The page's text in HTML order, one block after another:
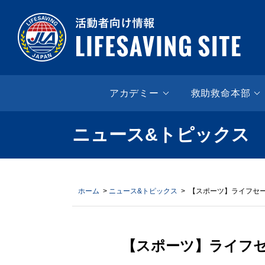
アカデミー 救助救命本部
ニュース&トピックス
ホーム > ニュース&トピックス > 【スポーツ】ライフセ
【スポーツ】ライフ